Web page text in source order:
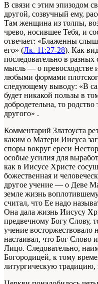
В связи с этим эпизодом
другой, созвучный ему,
Там женщина из толпы,
чрево, носившее Тебя, и
отвечает: «Блаженны
его» (Лк. 11:27-28). Как
последовательно в
мысль — о превосходстве
любыми формами
следующему выводу: «В
будет никакой пользы в
добродетельна, то
другого» .
Комментарий Златоуста
каким о Матери Иисуса
споры вокруг ереси
особые усилия для
как в Иисусе Христе
божественная и
другое учение — о Деве
земле жизнь
считал, что Ее надо
Она дала жизнь Иисусу
предвечному Богу Слову,
учение восторжествовало
настаивал, что Бог
Лицо. Следовательно,
Богородицей, к тому
литургическую традицию,